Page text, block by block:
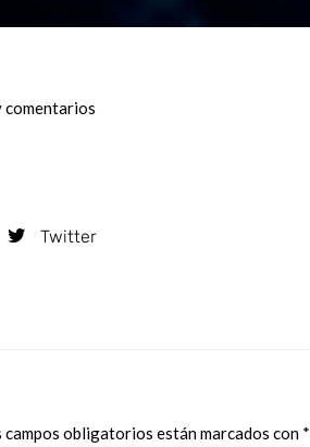
comentarios
Twitter
campos obligatorios están marcados con *